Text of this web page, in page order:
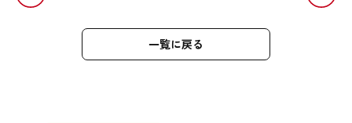
一覧に戻る